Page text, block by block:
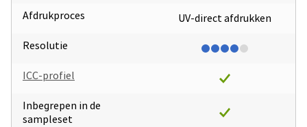
Afdrukproces
Resolutie
ICC-profiel
Inbegrepen in de
sampleset
UV-direct afdrukken